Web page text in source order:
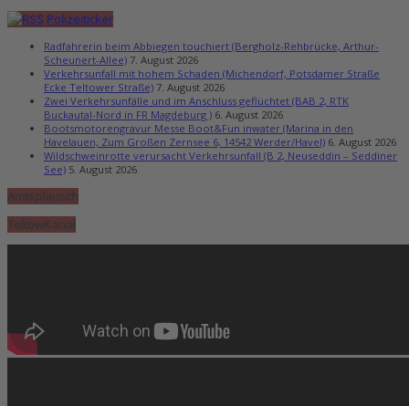
Polizeiticker
Radfahrerin beim Abbiegen touchiert (Bergholz-Rehbrücke, Arthur-
Scheunert-Allee) 7. August 2026
Verkehrsunfall mit hohem Schaden (Michendorf, Potsdamer Straße
Ecke Teltower Straße) 7. August 2026
Zwei Verkehrsunfälle und im Anschluss geflüchtet (BAB 2, RTK
Buckautal-Nord in FR Magdeburg ) 6. August 2026
Bootsmotorengravur Messe Boot&Fun inwater (Marina in den
Havelauen, Zum Großen Zernsee 6, 14542 Werder/Havel) 6. August 2026
Wildschweinrotte verursacht Verkehrsunfall (B 2, Neuseddin – Seddiner
See) 5. August 2026
Amtsplausch
TeltowKanal